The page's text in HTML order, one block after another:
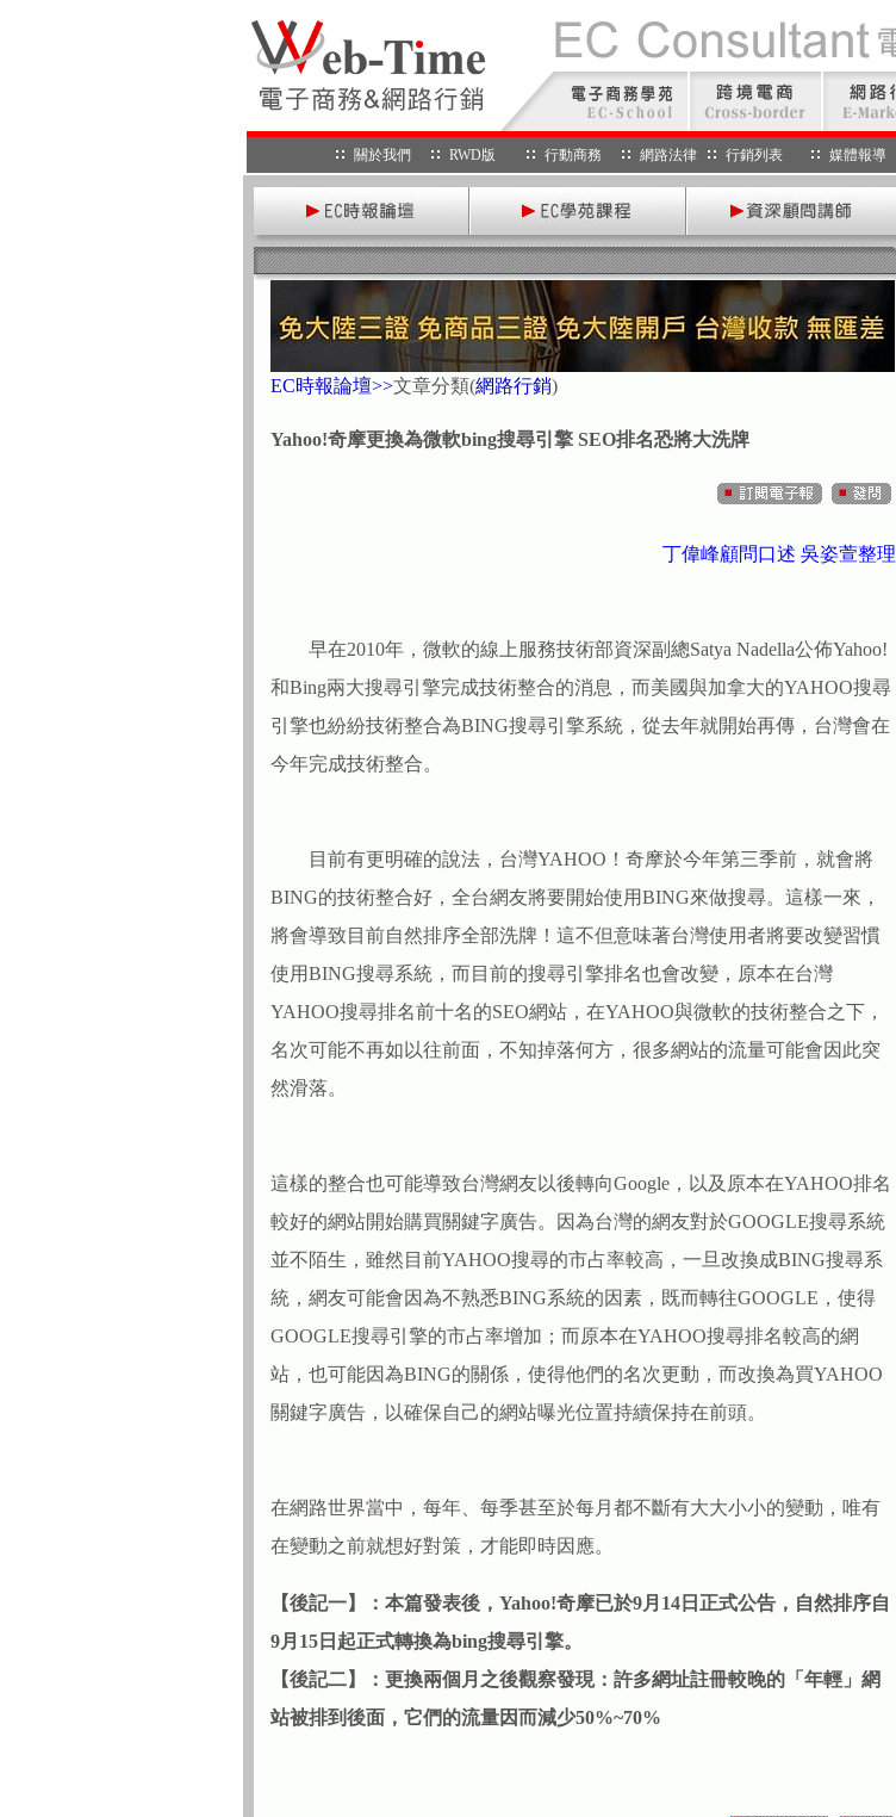
關於我們 RWD版 行動商務 網路法律 行銷列表 媒體報導
EC時報論壇>>文章分類(網路行銷)
Yahoo!奇摩更換為微軟bing搜尋引擎 SEO排名恐將大洗牌
丁偉峰顧問口述 吳姿萱整理
早在2010年，微軟的線上服務技術部資深副總Satya Nadella公佈Yahoo!
和Bing兩大搜尋引擎完成技術整合的消息，而美國與加拿大的YAHOO搜尋
引擎也紛紛技術整合為BING搜尋引擎系統，從去年就開始再傳，台灣會在
今年完成技術整合。
目前有更明確的說法，台灣YAHOO！奇摩於今年第三季前，就會將
BING的技術整合好，全台網友將要開始使用BING來做搜尋。這樣一來，
將會導致目前自然排序全部洗牌！這不但意味著台灣使用者將要改變習慣
使用BING搜尋系統，而目前的搜尋引擎排名也會改變，原本在台灣
YAHOO搜尋排名前十名的SEO網站，在YAHOO與微軟的技術整合之下，
名次可能不再如以往前面，不知掉落何方，很多網站的流量可能會因此突
然滑落。
這樣的整合也可能導致台灣網友以後轉向Google，以及原本在YAHOO排名
較好的網站開始購買關鍵字廣告。因為台灣的網友對於GOOGLE搜尋系統
並不陌生，雖然目前YAHOO搜尋的市占率較高，一旦改換成BING搜尋系
統，網友可能會因為不熟悉BING系統的因素，既而轉往GOOGLE，使得
GOOGLE搜尋引擎的市占率增加；而原本在YAHOO搜尋排名較高的網
站，也可能因為BING的關係，使得他們的名次更動，而改換為買YAHOO
關鍵字廣告，以確保自己的網站曝光位置持續保持在前頭。
在網路世界當中，每年、每季甚至於每月都不斷有大大小小的變動，唯有
在變動之前就想好對策，才能即時因應。
【後記一】：本篇發表後，Yahoo!奇摩已於9月14日正式公告，自然排序自
9月15日起正式轉換為bing搜尋引擎。
【後記二】：更換兩個月之後觀察發現：許多網址註冊較晚的「年輕」網
站被排到後面，它們的流量因而減少50%~70%